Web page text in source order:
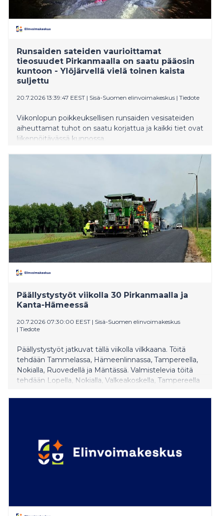
Runsaiden sateiden vaurioittamat
tieosuudet Pirkanmaalla on saatu pääosin
kuntoon - Ylöjärvellä vielä toinen kaista
suljettu
20.7.2026 13:39:47 EEST | Sisä-Suomen elinvoimakeskus | Tiedote
Viikonlopun poikkeuksellisen runsaiden vesisateiden
aiheuttamat tuhot on saatu korjattua ja kaikki tiet ovat
liikennöitävässä kunnossa.
Päällystystyöt viikolla 30 Pirkanmaalla ja
Kanta-Hämeessä
20.7.2026 07:30:00 EEST | Sisä-Suomen elinvoimakeskus
| Tiedote
Päällystystyöt jatkuvat tällä viikolla vilkkaana. Töitä
tehdään Tammelassa, Hämeenlinnassa, Tampereella,
Nokialla, Ruovedellä ja Mäntässä. Valmistelevia töitä
tehdään Lopella, Nokialla, Valkeakoskella, Tampereella
varovaisuutta työmaiden läheisyydessä ja varaamaan